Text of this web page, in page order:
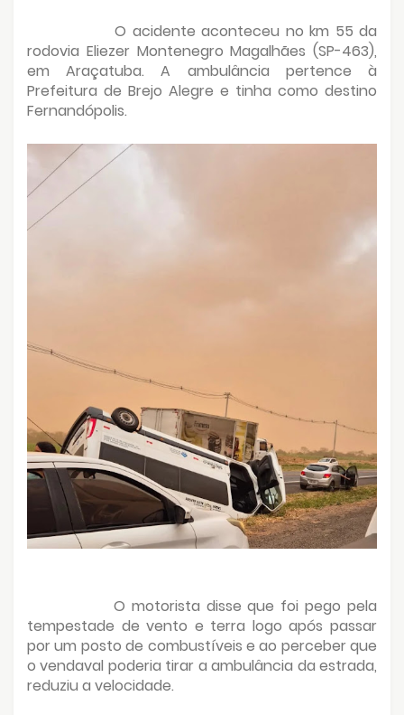
O acidente aconteceu no km 55 da
rodovia Eliezer Montenegro Magalhães (SP-463),
em Araçatuba. A ambulância pertence à
Prefeitura de Brejo Alegre e tinha como destino
Fernandópolis.
O motorista disse que foi pego pela
tempestade de vento e terra logo após passar
por um posto de combustíveis e ao perceber que
o vendaval poderia tirar a ambulância da estrada,
reduziu a velocidade.